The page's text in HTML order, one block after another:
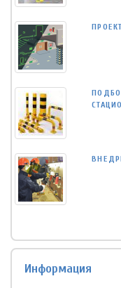
Информация